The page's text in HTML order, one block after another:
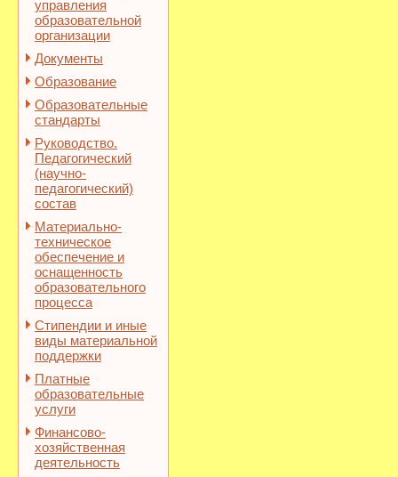
управления
образовательной
организации
Документы
Образование
Образовательные
стандарты
Руководство.
Педагогический
(научно-
педагогический)
состав
Материально-
техническое
обеспечение и
оснащенность
образовательного
процесса
Стипендии и иные
виды материальной
поддержки
Платные
образовательные
услуги
Финансово-
хозяйственная
деятельность